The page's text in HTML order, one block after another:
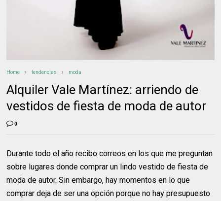
Home tendencias moda
Alquiler Vale Martínez: arriendo de
vestidos de fiesta de moda de autor
0
Durante todo el año recibo correos en los que me preguntan
sobre lugares donde comprar un lindo vestido de fiesta de
moda de autor. Sin embargo, hay momentos en lo que
comprar deja de ser una opción porque no hay presupuesto